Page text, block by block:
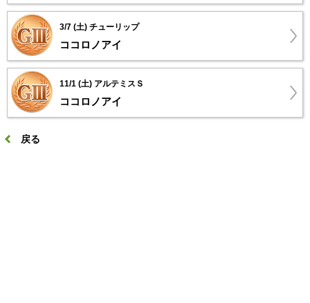
3/7 (土) チューリップ
ココロノアイ
11/1 (土) アルテミスＳ
ココロノアイ
戻る